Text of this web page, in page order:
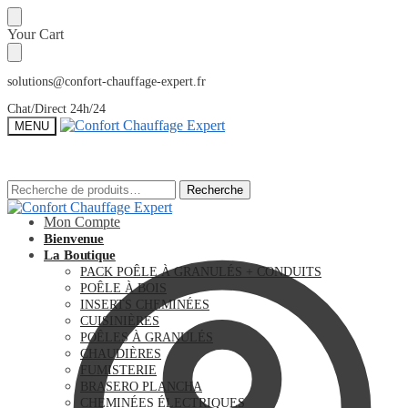
Sauter
à
la
navigation
Skip
to
content
Your Cart
solutions@confort-chauffage-expert.fr
Chat/Direct 24h/24
MENU
Recherche
pour :
Recherche
Mon Compte
Recherche
pour :
Recherche
Bienvenue
La Boutique
PACK POÊLE À GRANULÉS + CONDUITS
POÊLE À BOIS
INSERTS CHEMINÉES
CUISINIÈRES
POÊLES À GRANULÉS
CHAUDIÈRES
FUMISTERIE
BRASERO PLANCHA
CHEMINÉES ÉLECTRIQUES